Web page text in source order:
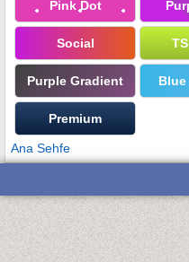
Pink Dot
Social
Purple Gradient
Premium
Ana Sehfe